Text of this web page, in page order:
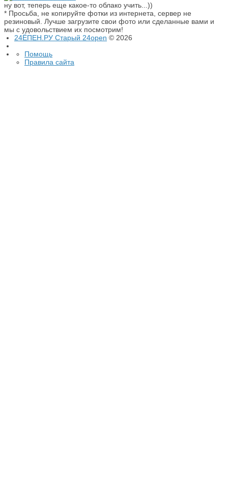
ну вот, теперь еще какое-то облако учить...))
* Просьба, не копируйте фотки из интернета, сервер не
резиновый. Лучше загрузите свои фото или сделанные вами и
мы с удовольствием их посмотрим!
24ЁПЕН.РУ Старый 24open © 2026
Помощь
Правила сайта